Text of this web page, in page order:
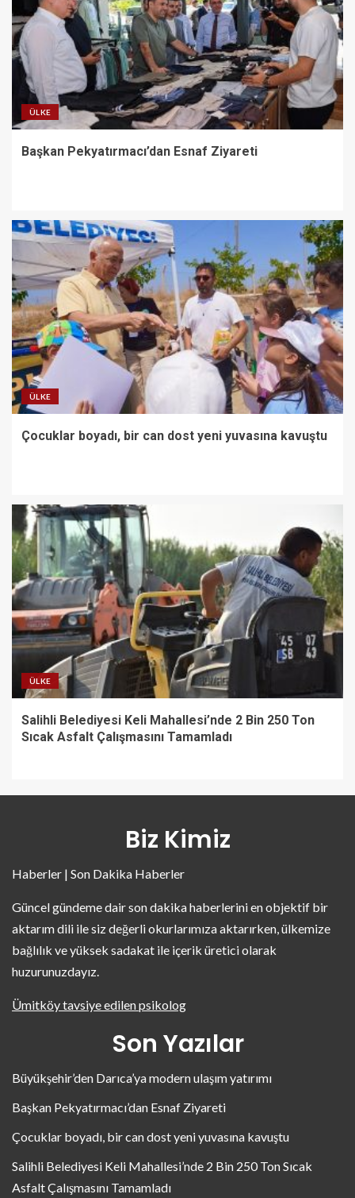
ÜLKE
Başkan Pekyatırmacı’dan Esnaf Ziyareti
ÜLKE
Çocuklar boyadı, bir can dost yeni yuvasına kavuştu
ÜLKE
Salihli Belediyesi Keli Mahallesi’nde 2 Bin 250 Ton
Sıcak Asfalt Çalışmasını Tamamladı
Biz Kimiz
Haberler | Son Dakika Haberler
Güncel gündeme dair son dakika haberlerini en objektif bir
aktarım dili ile siz değerli okurlarımıza aktarırken, ülkemize
bağlılık ve yüksek sadakat ile içerik üretici olarak
huzurunuzdayız.
Ümitköy tavsiye edilen psikolog
Son Yazılar
Büyükşehir’den Darıca’ya modern ulaşım yatırımı
Başkan Pekyatırmacı’dan Esnaf Ziyareti
Çocuklar boyadı, bir can dost yeni yuvasına kavuştu
Salihli Belediyesi Keli Mahallesi’nde 2 Bin 250 Ton Sıcak
Asfalt Çalışmasını Tamamladı